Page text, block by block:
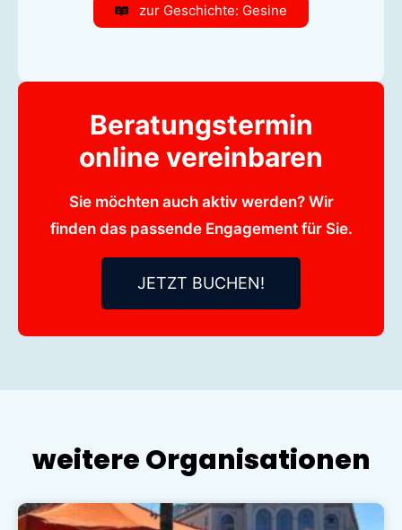
zur Geschichte: Gesine
Beratungstermin
online vereinbaren
Sie möchten auch aktiv werden? Wir
finden das passende Engagement für Sie.
JETZT BUCHEN!
weitere Organisationen